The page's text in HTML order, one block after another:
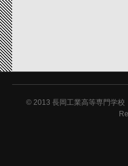
© 2013 長岡工業高等専門学